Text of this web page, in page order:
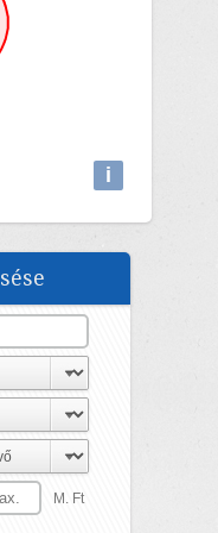
i
M. Ft